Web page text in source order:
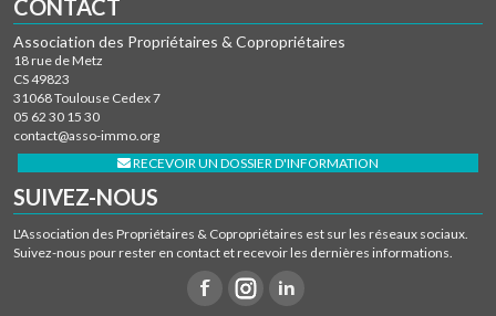
CONTACT
Association des Propriétaires & Copropriétaires
18 rue de Metz
CS 49823
31068 Toulouse Cedex 7
05 62 30 15 30
contact@asso-immo.org
RECEVOIR UN DOSSIER D'INFORMATION
SUIVEZ-NOUS
L'Association des Propriétaires & Copropriétaires est sur les réseaux sociaux.
Suivez-nous pour rester en contact et recevoir les dernières informations.